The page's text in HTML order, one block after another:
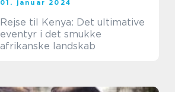
01. januar 2024
Rejse til Kenya: Det ultimative
eventyr i det smukke
afrikanske landskab